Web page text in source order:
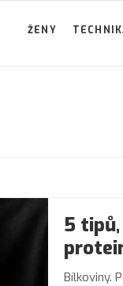
ŽENY
5
Bílkoviny.